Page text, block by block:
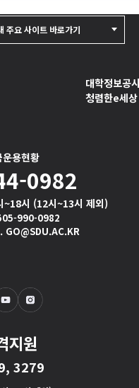
용현황
대학정보공
청렴한e세상
0982
~18시 (12시~13시 제외)
990-0982
GO@SDU.AC.KR
지원
3279
주요 사이트 바로가기